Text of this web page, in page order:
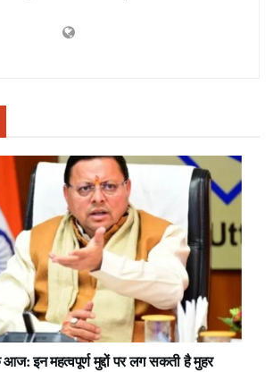
इन महत्वपूर्ण मुद्दों पर लग सकती है मुहर